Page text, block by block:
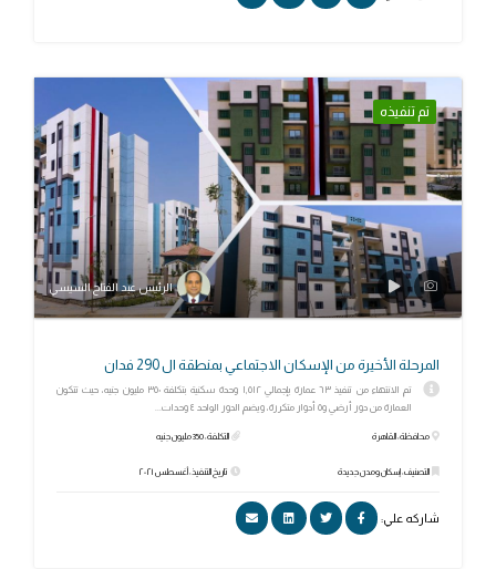
تم تنفيذه
الرئيس عبد الفتاح السيسي
المرحلة الأخيرة من الإسكان الاجتماعي بمنطقة ال 290 فدان
تم الانتهاء من تنفيذ ٦٣ عمارة بإجمالي ١,٥١٢ وحدة سكنية بتكلفة ٣٥٠ مليون جنيه، حيث تتكون
العمارة من دور أرضي و٥ أدوار متكررة، ويضم الدور الواحد ٤ وحدات...
محافظة: القاهرة
التصنيف: إسكان ومدن جديدة
التكلفة: 350 مليون جنيه
تاريخ التنفيذ: أغسطس ٢٠٢١
شاركه علي: